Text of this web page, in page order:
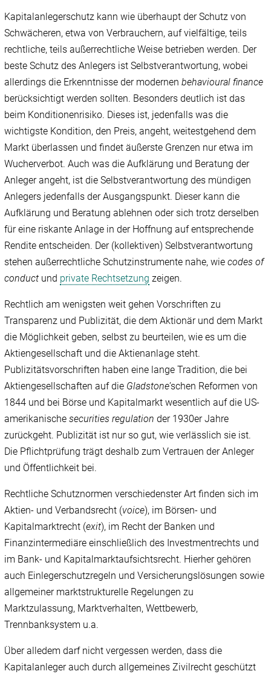
Kapitalanlegerschutz kann wie überhaupt der Schutz von
Schwächeren, etwa von Verbrauchern, auf vielfältige, teils
rechtliche, teils außerrechtliche Weise betrieben werden. Der
beste Schutz des Anlegers ist Selbstverantwortung, wobei
allerdings die Erkenntnisse der modernenbehavioural finance
berücksichtigt werden sollten. Besonders deutlich ist das
beim Konditionenrisiko. Dieses ist, jedenfalls was die
wichtigste Kondition, den Preis, angeht, weitestgehend dem
Markt überlassen und findet äußerste Grenzen nur etwa im
Wucherverbot. Auch was die Aufklärung und Beratung der
Anleger angeht, ist die Selbstverantwortung des mündigen
Anlegers jedenfalls der Ausgangspunkt. Dieser kann die
Aufklärung und Beratung ablehnen oder sich trotz derselben
für eine riskante Anlage in der Hoffnung auf entsprechende
Rendite entscheiden. Der (kollektiven) Selbstverantwortung
stehen außerrechtliche Schutzinstrumente nahe, wiecodes of
conduct und private Rechtsetzung zeigen.
Rechtlich am wenigsten weit gehen Vorschriften zu
Transparenz und Publizität, die dem Aktionär und dem Markt
die Möglichkeit geben, selbst zu beurteilen, wie es um die
Aktiengesellschaft und die Aktienanlage steht.
Publizitätsvorschriften haben eine lange Tradition, die bei
Aktiengesellschaften auf die Gladstone’schen Reformen von
1844 und bei Börse und Kapitalmarkt wesentlich auf die US-
amerikanischesecurities regulation der 1930er Jahre
zurückgeht. Publizität ist nur so gut, wie verlässlich sie ist.
Die Pflichtprüfung trägt deshalb zum Vertrauen der Anleger
und Öffentlichkeit bei.
Rechtliche Schutznormen verschiedenster Art finden sich im
Aktien- und Verbandsrecht (voice), im Börsen- und
Kapitalmarktrecht (exit), im Recht der Banken und
Finanzintermediäre einschließlich des Investmentrechts und
im Bank- und Kapitalmarktaufsichtsrecht. Hierher gehören
auch Einlegerschutzregeln und Versicherungslösungen sowie
allgemeiner marktstrukturelle Regelungen zu
Marktzulassung, Marktverhalten, Wettbewerb,
Trennbanksystem u.a.
Über alledem darf nicht vergessen werden, dass die
Kapitalanleger auch durch allgemeines Zivilrecht geschützt